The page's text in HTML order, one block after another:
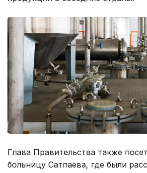
Глава Правительства также
больницу Сатпаева, где были